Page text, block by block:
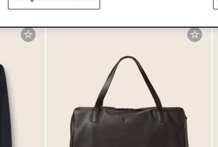
$3250.00